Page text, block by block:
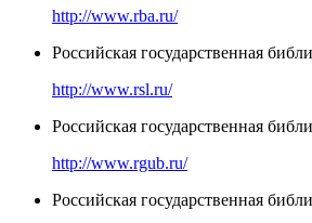
http://www.rba.ru/
Российская государственная
http://www.rsl.ru/
Российская государственная
http://www.rgub.ru/
Российская государственная